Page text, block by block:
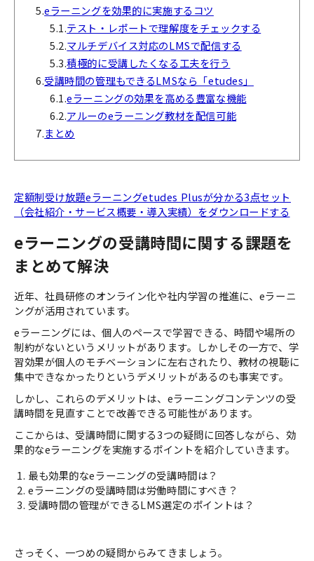
5.eラーニングを効果的に実施するコツ
5.1.テスト・レポートで理解度をチェックする
5.2.マルチデバイス対応のLMSで配信する
5.3.積極的に受講したくなる工夫を行う
6.受講時間の管理もできるLMSなら「etudes」
6.1.eラーニングの効果を高める豊富な機能
6.2.アルーのeラーニング教材を配信可能
7.まとめ
定額制受け放題eラーニングetudes Plusが分かる3点セット
（会社紹介・サービス概要・導入実績）をダウンロードする
eラーニングの受講時間に関する課題を
まとめて解決
近年、社員研修のオンライン化や社内学習の推進に、eラーニ
ングが活用されています。
eラーニングには、個人のペースで学習できる、時間や場所の
制約がないというメリットがあります。しかしその一方で、学
習効果が個人のモチベーションに左右されたり、教材の視聴に
集中できなかったりというデメリットがあるのも事実です。
しかし、これらのデメリットは、eラーニングコンテンツの受
講時間を見直すことで改善できる可能性があります。
ここからは、受講時間に関する3つの疑問に回答しながら、効
果的なeラーニングを実施するポイントを紹介していきます。
最も効果的なeラーニングの受講時間は？
eラーニングの受講時間は労働時間にすべき？
受講時間の管理ができるLMS選定のポイントは？
さっそく、一つめの疑問からみてきましょう。